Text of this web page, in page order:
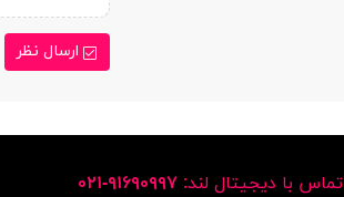
ارسال نظر
تماس با دیجیتال لند: ٩١۶٩٠٩٩٧-٠٢١